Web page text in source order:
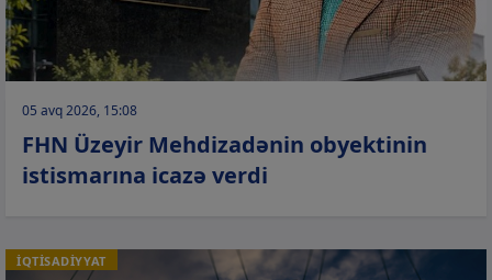
05 avq 2026, 15:08
FHN Üzeyir Mehdizadənin obyektinin
istismarına icazə verdi
İQTİSADİYYAT